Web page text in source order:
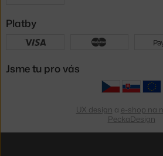
Platby
Jsme tu pro vás
UX design a e-shop na
PeckaDesign